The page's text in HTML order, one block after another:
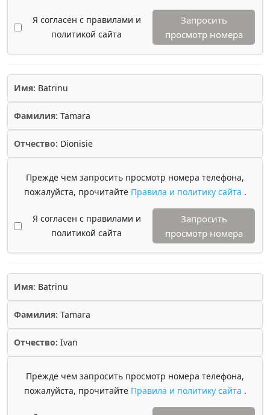
Я согласен с правилами и
политикой сайта
Запросить
просмотр номера
Имя: Batrinu
Фамилия: Tamara
Отчество: Dionisie
Прежде чем запросить просмотр номера телефона,
пожалуйста, прочитайте Правила и политику сайта .
Я согласен с правилами и
политикой сайта
Запросить
просмотр номера
Имя: Batrinu
Фамилия: Tamara
Отчество: Ivan
Прежде чем запросить просмотр номера телефона,
пожалуйста, прочитайте Правила и политику сайта .